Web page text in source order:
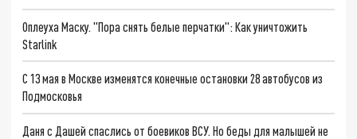
Оплеуха Маску. "Пора снять белые перчатки": Как уничтожить
Starlink
С 13 мая в Москве изменятся конечные остановки 28 автобусов из
Подмосковья
Даня с Дашей спаслись от боевиков ВСУ. Но беды для малышей не